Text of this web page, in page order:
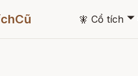
🧚 Cổ tích 🞃